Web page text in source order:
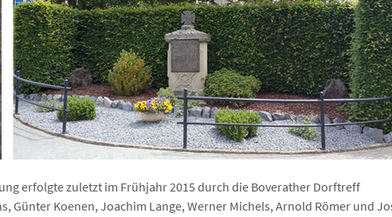
erfolgte zuletzt im Frühjahr 2015 durch die Boverather Dorftreff
Günter Koenen, Joachim Lange, Werner Michels, Arnold Römer und